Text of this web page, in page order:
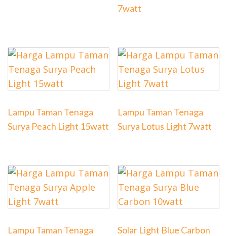
7watt
Lampu Taman Tenaga
Surya Peach Light 15watt
Lampu Taman Tenaga
Surya Lotus Light 7watt
Lampu Taman Tenaga
Solar Light Blue Carbon